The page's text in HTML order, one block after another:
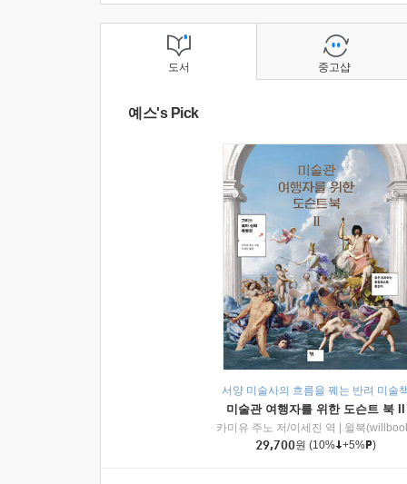
도서
예스's Pick
서양 미술사의 흐름을 꿰는 반려 미술
미술관 여행자를 위한 도슨트 북 II
카미유 주노 저/이세진 역
윌북
29,700원 (10% +5% )
중고샵